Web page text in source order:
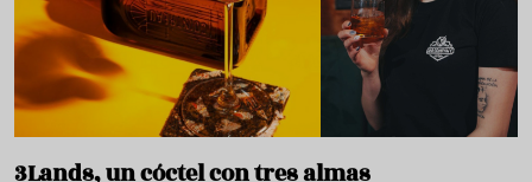
3Lands, un cóctel con tres almas